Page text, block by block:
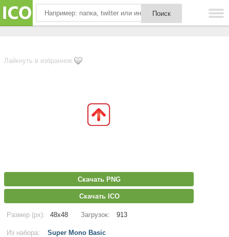
Лайкнуть в избранное
Скачать PNG
Скачать ICO
Размер (px): 48x48 Загрузок: 913
Из набора: Super Mono Basic